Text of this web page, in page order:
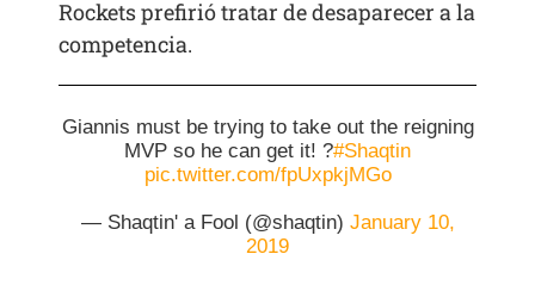
Rockets prefirió tratar de desaparecer a la
competencia.
Giannis must be trying to take out the reigning
MVP so he can get it! ?#Shaqtin
pic.twitter.com/fpUxpkjMGo
— Shaqtin' a Fool (@shaqtin) January 10,
2019